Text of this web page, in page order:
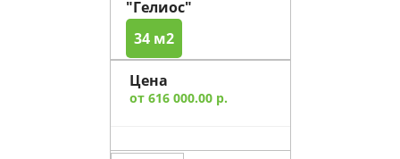
"Гелиос"
34 м2
Цена
от 616 000.00 р.